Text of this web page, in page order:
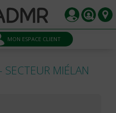
MON ESPACE CLIENT